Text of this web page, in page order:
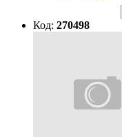
Код: 270498